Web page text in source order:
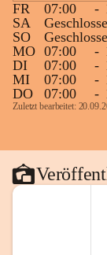
FR
07:00 -
SA
SO
MO 07:00 -
DI
07:00 -
MI
07:00 -
DO
07:00 -
Zuletzt bearbeitet: